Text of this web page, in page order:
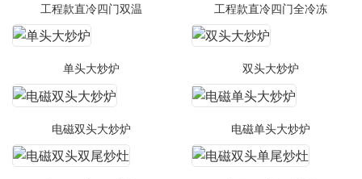
工程款直冷四门双温 工程款直冷四门全冷冻
单头大炒炉 双头大炒炉
电磁双头大炒炉 电磁单头大炒炉